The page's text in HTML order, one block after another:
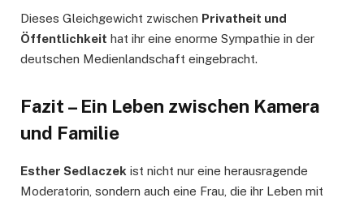
Dieses Gleichgewicht zwischen Privatheit und
Öffentlichkeit hat ihr eine enorme Sympathie in der
deutschen Medienlandschaft eingebracht.
Fazit – Ein Leben zwischen Kamera
und Familie
Esther Sedlaczek ist nicht nur eine herausragende
Moderatorin, sondern auch eine Frau, die ihr Leben mit